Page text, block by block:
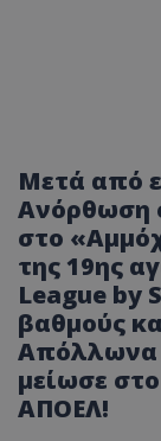
Μετά από
Ανόρθωση
στο
της 19ης
League by
βαθμούς
Απόλλωνα
μείωσε
ΑΠΟΕΛ!